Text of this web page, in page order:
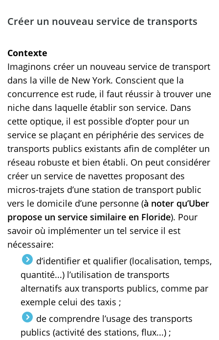
Créer un nouveau service de transports
Contexte
Imaginons créer un nouveau service de transport
dans la ville de New York. Conscient que la
concurrence est rude, il faut réussir à trouver une
niche dans laquelle établir son service. Dans
cette optique, il est possible d’opter pour un
service se plaçant en périphérie des services de
transports publics existants afin de compléter un
réseau robuste et bien établi. On peut considérer
créer un service de navettes proposant des
micros-trajets d’une station de transport public
vers le domicile d’une personne (à noter qu’Uber
propose un service similaire en Floride). Pour
savoir où implémenter un tel service il est
nécessaire:
d’identifier et qualifier (localisation, temps,
quantité...) l’utilisation de transports
alternatifs aux transports publics, comme par
exemple celui des taxis ;
de comprendre l’usage des transports
publics (activité des stations, flux...) ;